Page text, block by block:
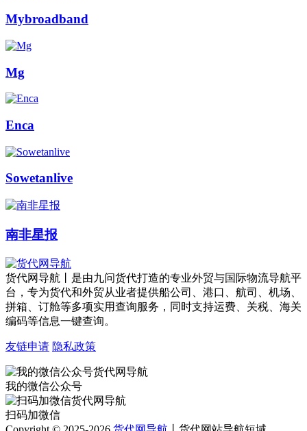
Mybroadband
Mg
Enca
Sowetanlive
南非星报
货代网导航丨是由九问货代打造的专业外贸与国际物流导航平
台，专为货代和外贸从业者提供船公司、港口、航司、机场、
拼箱、订舱等多项实用查询服务，同时支持运费、关税、海关
编码等信息一键查询。
友链申请 隐私政策
我的微信公众号
扫码加微信